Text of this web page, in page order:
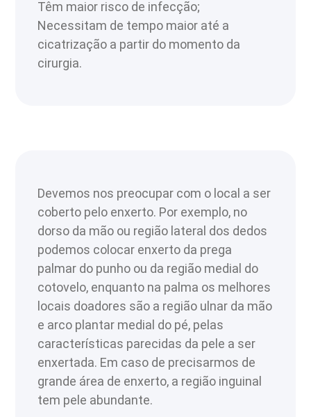
Têm maior risco de infecção;
Necessitam de tempo maior até a
cicatrização a partir do momento da
cirurgia.
Devemos nos preocupar com o local a ser
coberto pelo enxerto. Por exemplo, no
dorso da mão ou região lateral dos dedos
podemos colocar enxerto da prega
palmar do punho ou da região medial do
cotovelo, enquanto na palma os melhores
locais doadores são a região ulnar da mão
e arco plantar medial do pé, pelas
características parecidas da pele a ser
enxertada. Em caso de precisarmos de
grande área de enxerto, a região inguinal
tem pele abundante.